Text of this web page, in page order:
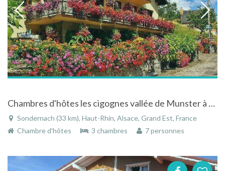
Chambres d'hôtes les cigognes vallée de Munster à Sondernach en Alsace
Sondernach (33 km), Haut-Rhin, Alsace, Grand Est, France
Chambre d'hôtes
3 chambres 7 personnes